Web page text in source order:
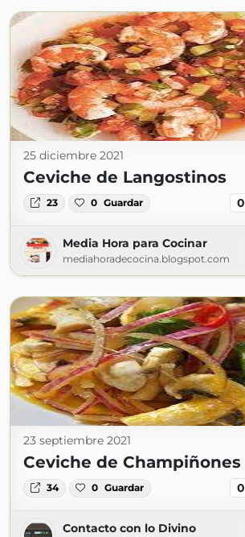
25 diciembre 2021
Ceviche de Langostinos
23 0 Guardar 0
Media Hora para Cocinar
mediahoradecocina.blogspot.com
23 septiembre 2021
Ceviche de Champiñones
34 0 Guardar 0
Contacto con lo Divino